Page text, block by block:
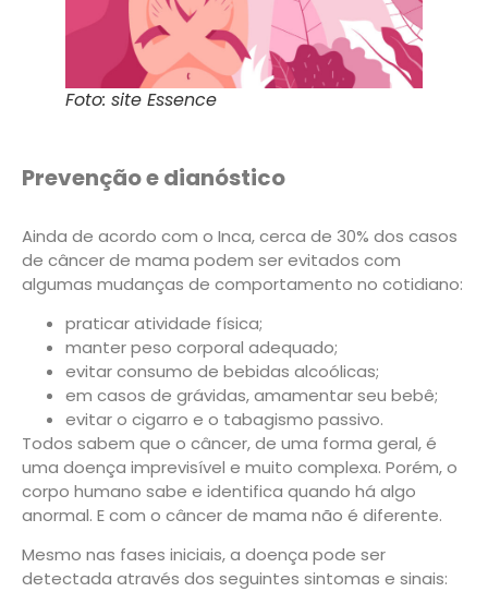
Foto: site Essence
Prevenção e dianóstico
Ainda de acordo com o Inca, cerca de 30% dos casos
de câncer de mama podem ser evitados com
algumas mudanças de comportamento no cotidiano:
praticar atividade física;
manter peso corporal adequado;
evitar consumo de bebidas alcoólicas;
em casos de grávidas, amamentar seu bebê;
evitar o cigarro e o tabagismo passivo.
Todos sabem que o câncer, de uma forma geral, é
uma doença imprevisível e muito complexa. Porém, o
corpo humano sabe e identifica quando há algo
anormal. E com o câncer de mama não é diferente.
Mesmo nas fases iniciais, a doença pode ser
detectada através dos seguintes sintomas e sinais: